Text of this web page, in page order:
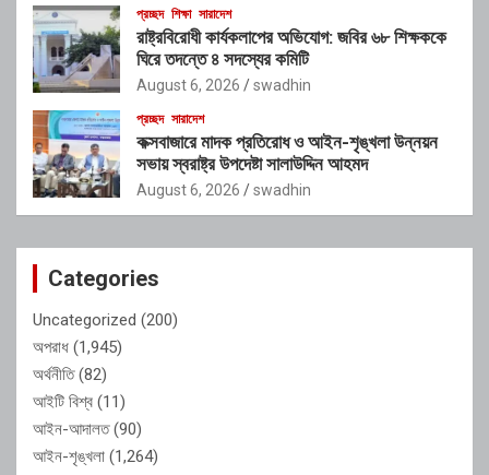
প্রচ্ছদ শিক্ষা সারাদেশ
রাষ্ট্রবিরোধী কার্যকলাপের অভিযোগ: জবির ৬৮ শিক্ষককে
ঘিরে তদন্তে ৪ সদস্যের কমিটি
August 6, 2026 swadhin
প্রচ্ছদ সারাদেশ
কক্সবাজারে মাদক প্রতিরোধ ও আইন-শৃঙ্খলা উন্নয়ন
সভায় স্বরাষ্ট্র উপদেষ্টা সালাউদ্দিন আহমদ
August 6, 2026 swadhin
Categories
Uncategorized (200)
অপরাধ (1,945)
অর্থনীতি(82)
আইটি বিশ্ব (11)
আইন-আদালত(90)
আইন-শৃঙ্খলা (1,264)